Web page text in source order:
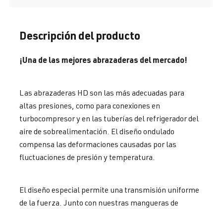
Descripción del producto
¡Una de las mejores abrazaderas del mercado!
Las abrazaderas HD son las más adecuadas para
altas presiones, como para conexiones en
turbocompresor y en las tuberías del refrigerador del
aire de sobrealimentación. El diseño ondulado
compensa las deformaciones causadas por las
fluctuaciones de presión y temperatura.
El diseño especial permite una transmisión uniforme
de la fuerza. Junto con nuestras mangueras de